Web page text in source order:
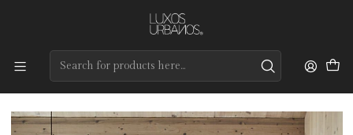
Preços de qualidade e entrega rápida